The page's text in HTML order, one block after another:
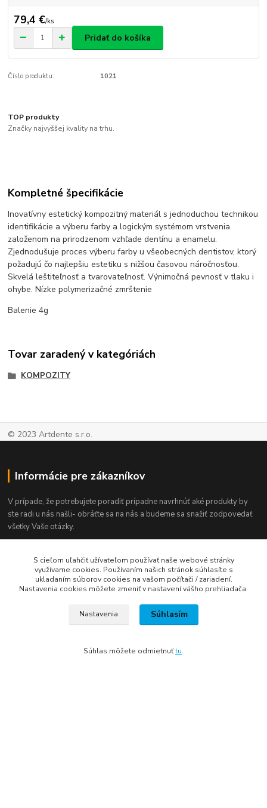
79,4 €/ks
Pridať do košíka
Číslo produktu: 1021
TOP produkty
Značky najvyššej kvality na trhu.
Kompletné špecifikácie
Inovatívny estetický kompozitný materiál s jednoduchou technikou
identifikácie a výberu farby a logickým systémom vrstvenia
založenom na prirodzenom vzhľade dentínu a enamelu.
Zjednodušuje proces výberu farby u všeobecných dentistov, ktorý
požadujú čo najlepšiu estetiku s nižšou časovou náročnosťou.
Skvelá leštiteľnosť a tvarovateľnosť. Výnimočná pevnosť v tlaku i
ohybe. Nízke polymerizačné zmrštenie
Balenie 4g
Tovar zaradený v kategóriách
KOMPOZITY
© 2023 Artdente s.r.o.
Informácie pre zákazníkov
V prípade, že potrebujete poradiť prípadne navrhnúť aké produkty by
ste radi u nás našli- obráťte sa na nás a budeme sa snažiť zodpovedať
všetky Vaše otázky.
Kde nás nájdete
Artdente SK s.r.o.
024 01 Kysucké Nové Mesto
S cieľom uľahčiť užívateľom používať naše webové stránky
využívame cookies. Používaním našich stránok súhlasíte s
ukladaním súborov cookies na vašom počítači / zariadení.
Nastavenia cookies môžete zmeniť v nastavení vášho prehliadača.
Nastavenia Súhlasím
Súhlas môžete odmietnuťtu.